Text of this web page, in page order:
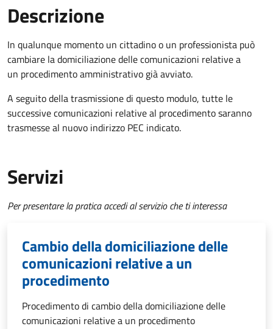
Descrizione
In qualunque momento un cittadino o un professionista può
cambiare la domiciliazione delle comunicazioni relative a
un procedimento amministrativo già avviato.
A seguito della trasmissione di questo modulo, tutte le
successive comunicazioni relative al procedimento saranno
trasmesse al nuovo indirizzo PEC indicato.
Servizi
Per presentare la pratica accedi al servizio che ti interessa
Cambio della domiciliazione delle
comunicazioni relative a un
procedimento
Procedimento di cambio della domiciliazione delle
comunicazioni relative a un procedimento